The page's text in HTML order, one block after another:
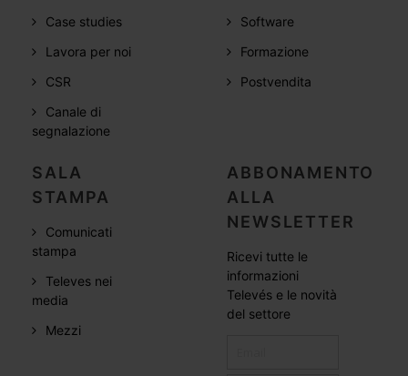
Case studies
Lavora per noi
CSR
Canale di
segnalazione
Software
Formazione
Postvendita
SALA
STAMPA
Comunicati
stampa
Televes nei
media
Mezzi
ABBONAMENTO
ALLA
NEWSLETTER
Ricevi tutte le
informazioni
Televés e le novità
del settore